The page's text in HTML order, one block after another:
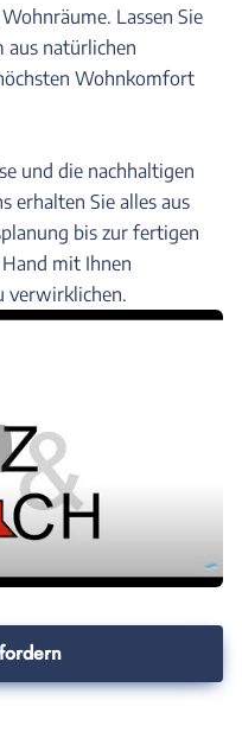
Lassen Sie
aus natürlichen
Wohnkomfort
und die nachhaltigen
erhalten Sie alles aus
bis zur fertigen
mit Ihnen
verwirklichen.